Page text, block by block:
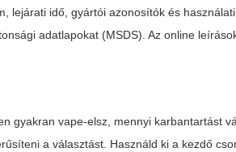
lejárati idő, gyártói azonosítók és
adatlapokat (MSDS). Az online
gyakran vape-elsz, mennyi karbantartást
a választást. Használd ki a kezdő